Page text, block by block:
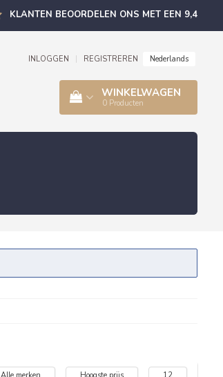
KLANTEN BEOORDELEN ONS MET EEN 9,4
INLOGGEN REGISTREREN Nederlands
WINKELWAGEN
0 Producten